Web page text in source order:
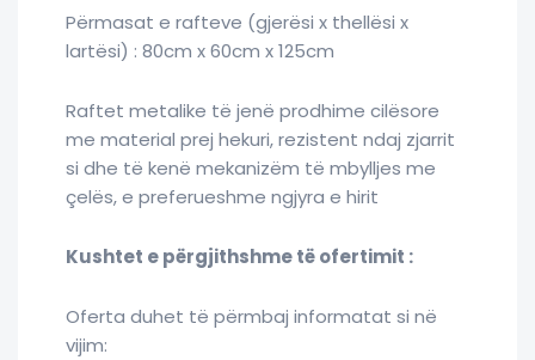
Përmasat e rafteve (gjerësi x thellësi x
lartësi) : 80cm x 60cm x 125cm
Raftet metalike të jenë prodhime cilësore
me material prej hekuri, rezistent ndaj zjarrit
si dhe të kenë mekanizëm të mbylljes me
çelës, e preferueshme ngjyra e hirit
Kushtet e përgjithshme të ofertimit :
Oferta duhet të përmbaj informatat si në
vijim: